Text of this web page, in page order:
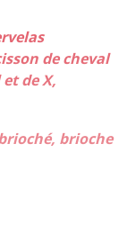
de cheval
de X,
brioche